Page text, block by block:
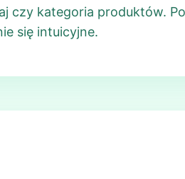
czy kategoria produktów.
się intuicyjne.